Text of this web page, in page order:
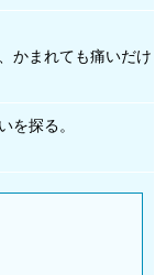
かまれても痛いだけ
を探る。